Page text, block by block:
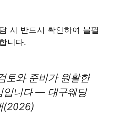
시 반드시 확인하여 불필
니다.
토와 준비가 원활한
입니다 — 대구웨딩
(2026)